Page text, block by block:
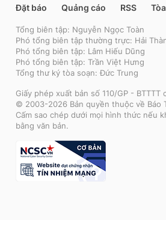
Đặt báo Quảng cáo RSS
Tổng biên tập: Nguyễn Ngọc Toàn
Phó tổng biên tập thường trực: Hải
Phó tổng biên tập: Lâm Hiếu Dũng
Phó tổng biên tập: Trần Việt Hưng
Tổng thư ký tòa soạn: Đức Trung
Giấy phép xuất bản số 110/GP - BTTTT
© 2003-2026 Bản quyền thuộc về Báo
Cấm sao chép dưới mọi hình thức nếu
bằng văn bản.